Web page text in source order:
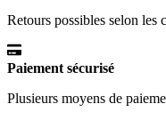
Retours possibles selon les
Paiement sécurisé
Plusieurs moyens de